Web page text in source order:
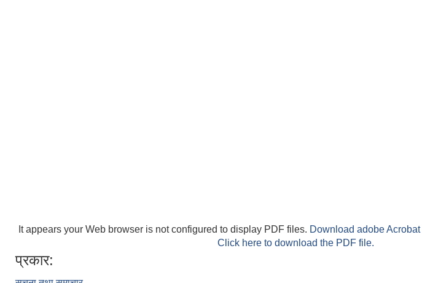
It appears your Web browser is not configured to display PDF files. Download adobe Acrobat
Click here to download the PDF file.
प्रकार: